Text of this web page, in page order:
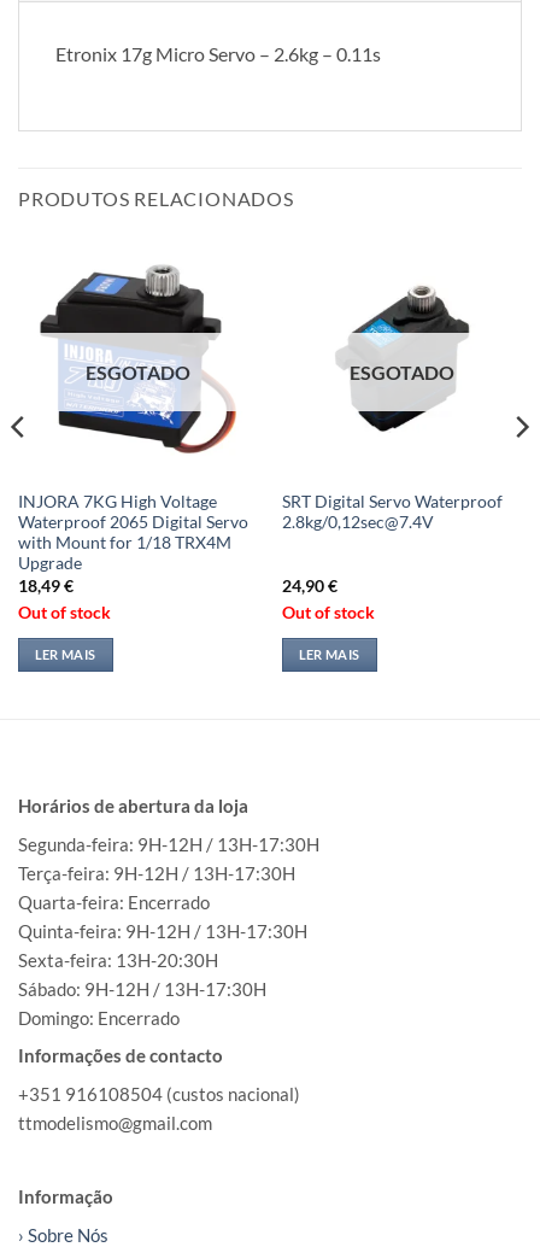
Etronix 17g Micro Servo – 2.6kg – 0.11s
PRODUTOS RELACIONADOS
ESGOTADO
INJORA 7KG High Voltage
Waterproof 2065 Digital Servo
with Mount for 1/18 TRX4M
Upgrade
18,49€
Out of stock
LER MAIS
ESGOTADO
SRT Digital Servo Waterproof
2.8kg/0,12sec@7.4V
24,90€
Out of stock
LER MAIS
Horários de abertura da loja
Segunda-feira: 9H-12H / 13H-17:30H
Terça-feira: 9H-12H / 13H-17:30H
Quarta-feira: Encerrado
Quinta-feira: 9H-12H / 13H-17:30H
Sexta-feira: 13H-20:30H
Sábado: 9H-12H / 13H-17:30H
Domingo: Encerrado
Informações de contacto
+351 916108504 (custos nacional)
ttmodelismo@gmail.com
Informação
› Sobre Nós